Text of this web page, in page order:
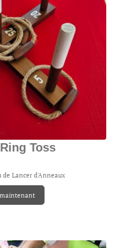
Toss
de Lancer d'Anneaux